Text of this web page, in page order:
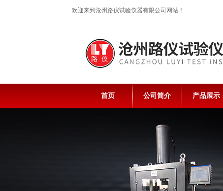
欢迎来到沧州路仪试验仪器有限公司网站！
首页 公司简介 产品展示